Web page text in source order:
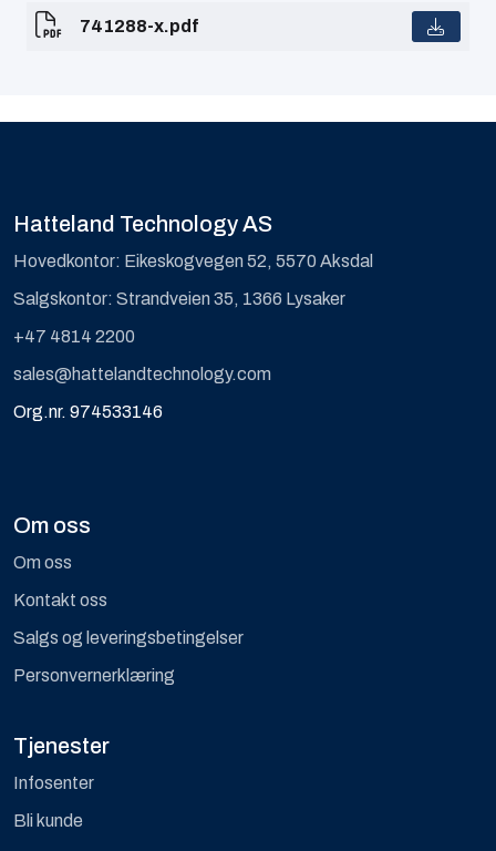
741288-x.pdf
Hatteland Technology AS
Hovedkontor: Eikeskogvegen 52, 5570 Aksdal
Salgskontor: Strandveien 35, 1366 Lysaker
+47 4814 2200
sales@hattelandtechnology.com
Org.nr. 974533146
Om oss
Om oss
Kontakt oss
Salgs og leveringsbetingelser
Personvernerklæring
Tjenester
Infosenter
Bli kunde